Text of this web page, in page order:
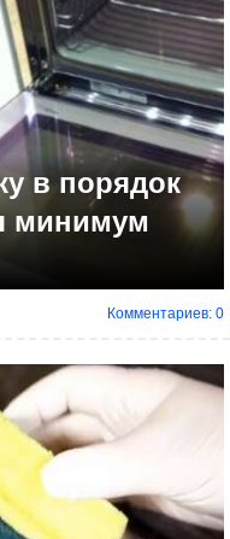
в порядок
минимум
Комментариев: 0